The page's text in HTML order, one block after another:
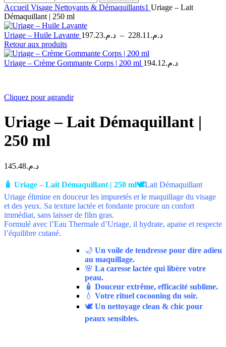
Accueil Visage Nettoyants & Démaquillants1 Uriage – Lait
Démaquillant | 250 ml
Uriage – Huile Lavante د.م.197.23 – د.م. 228.11
Plage
د.م.197.23
Retour aux produits
Uriage – Crème Gommante Corps | 200 ml د.م.194.12
Cliquez pour agrandir
Uriage – Lait Démaquillant |
250 ml
د.م.145.48
🧴 Uriage – Lait Démaquillant | 250 ml🕊️Lait Démaquillant
Uriage élimine en douceur les impuretés et le maquillage du visage
et des yeux. Sa texture lactée et fondante procure un confort
immédiat, sans laisser de film gras.
Formulé avec l’Eau Thermale d’Uriage, il hydrate, apaise et respecte
l’équilibre cutané.
🌙 Un voile de tendresse pour dire adieu
au maquillage.
🌸 La caresse lactée qui libère votre
peau.
🧴 Douceur extrême, efficacité sublime.
💧 Votre rituel cocooning du soir.
🕊️ Un nettoyage clean & chic pour
peaux sensibles.